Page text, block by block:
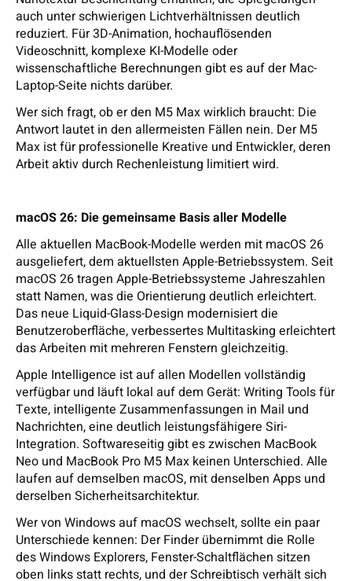
auch unter schwierigen Lichtverhältnissen deutlich
reduziert. Für 3D-Animation, hochauflösenden
Videoschnitt, komplexe KI-Modelle oder
wissenschaftliche Berechnungen gibt es auf der Mac-
Laptop-Seite nichts darüber.
Wer sich fragt, ob er den M5 Max wirklich braucht: Die
Antwort lautet in den allermeisten Fällen nein. Der M5
Max ist für professionelle Kreative und Entwickler, deren
Arbeit aktiv durch Rechenleistung limitiert wird.
macOS 26: Die gemeinsame Basis aller Modelle
Alle aktuellen MacBook-Modelle werden mit macOS 26
ausgeliefert, dem aktuellsten Apple-Betriebssystem. Seit
macOS 26 tragen Apple-Betriebssysteme Jahreszahlen
statt Namen, was die Orientierung deutlich erleichtert.
Das neue Liquid-Glass-Design modernisiert die
Benutzeroberfläche, verbessertes Multitasking erleichtert
das Arbeiten mit mehreren Fenstern gleichzeitig.
Apple Intelligence ist auf allen Modellen vollständig
verfügbar und läuft lokal auf dem Gerät: Writing Tools für
Texte, intelligente Zusammenfassungen in Mail und
Nachrichten, eine deutlich leistungsfähigere Siri-
Integration. Softwareseitig gibt es zwischen MacBook
Neo und MacBook Pro M5 Max keinen Unterschied. Alle
laufen auf demselben macOS, mit denselben Apps und
derselben Sicherheitsarchitektur.
Wer von Windows auf macOS wechselt, sollte ein paar
Unterschiede kennen: Der Finder übernimmt die Rolle
des Windows Explorers, Fenster-Schaltflächen sitzen
oben links statt rechts, und der Schreibtisch verhält sich